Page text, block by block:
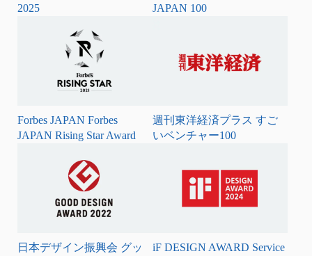
2025
JAPAN 100
Forbes JAPAN Forbes
JAPAN Rising Star Award
週刊東洋経済プラス すご
いベンチャー100
⽇本デザイン振興会 グッ iF DESIGN AWARD Service